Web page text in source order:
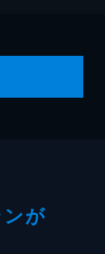
が